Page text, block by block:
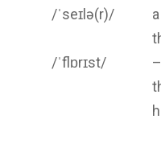
/ˈseɪlə(r)/
/ˈflɒrɪst/